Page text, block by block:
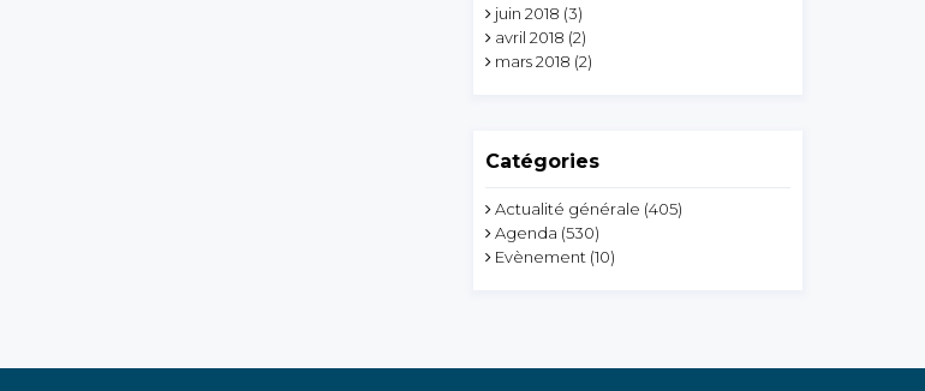
juin 2018 (3)
avril 2018 (2)
mars 2018 (2)
Catégories
Actualité générale (405)
Agenda (530)
Evènement (10)